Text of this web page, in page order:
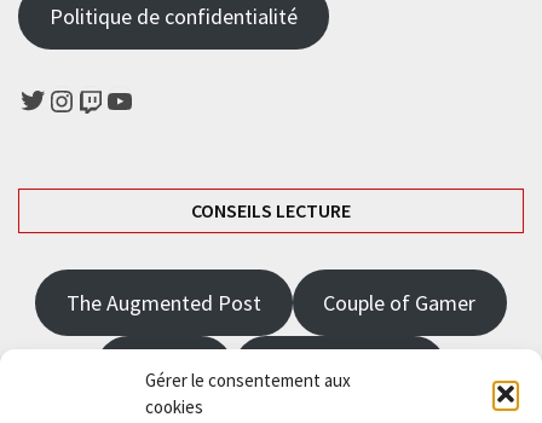
Gérer le consentement aux
cookies
Politique de confidentialité
Twitter
Instagram
TwitchYouTube
CONSEILS LECTURE
The Augmented Post Couple of Gamer
JRPGFR State of Gaming